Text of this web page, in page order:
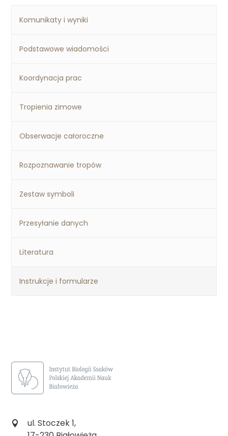
Komunikaty i wyniki
Podstawowe wiadomości
Koordynacja prac
Tropienia zimowe
Obserwacje całoroczne
Rozpoznawanie tropów
Zestaw symboli
Przesyłanie danych
Literatura
Instrukcje i formularze
ul. Stoczek 1,